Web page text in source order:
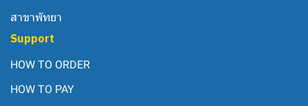
สาขาพัทยา
Support
HOW TO ORDER
HOW TO PAY